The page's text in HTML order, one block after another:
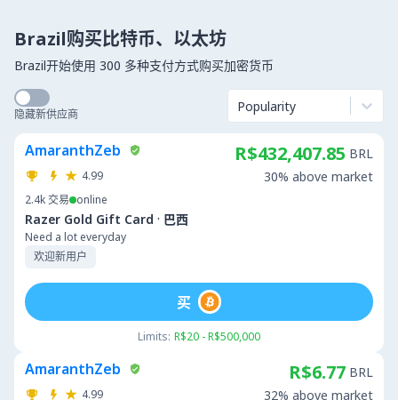
Brazil购买比特币、以太坊
Brazil开始使用 300 多种支付方式购买加密货币
隐藏新供应商 Popularity
AmaranthZeb
4.99
2.4k交易 online
Razer Gold Gift Card · 巴西
Need a lot everyday
欢迎新用户
R$432,407.85 BRL
30% above market
Limits: R$20 - R$500,000
买
AmaranthZeb
4.99
R$6.77 BRL
32% above market